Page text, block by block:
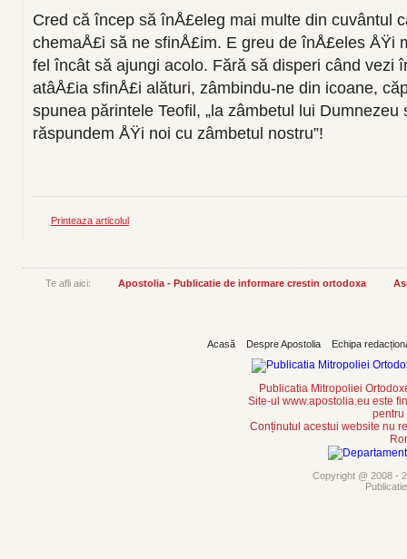
Cred că încep să înÅ£eleg mai multe din cuvântul
chemaÅ£i să ne sfinÅ£im. E greu de înÅ£eles ÅŸi
fel încât să ajungi acolo. Fără să disperi când vezi
atâÅ£ia sfinÅ£i alături, zâmbindu-ne din icoa­ne,
spunea părintele Teofil, „la zâmbe­tul lui
răspundem ÅŸi noi cu zâm­betul nostru”!
Printeaza articolul
Te afli aici: Apostolia - Publicatie de informare crestin ortodoxa
Acasă Despre Apostolia Echipa
Publicatia Mitropoliei
Site-ul www.apostolia.eu este
pentru
Conținutul acestui website nu
Copyright @ 2008 -